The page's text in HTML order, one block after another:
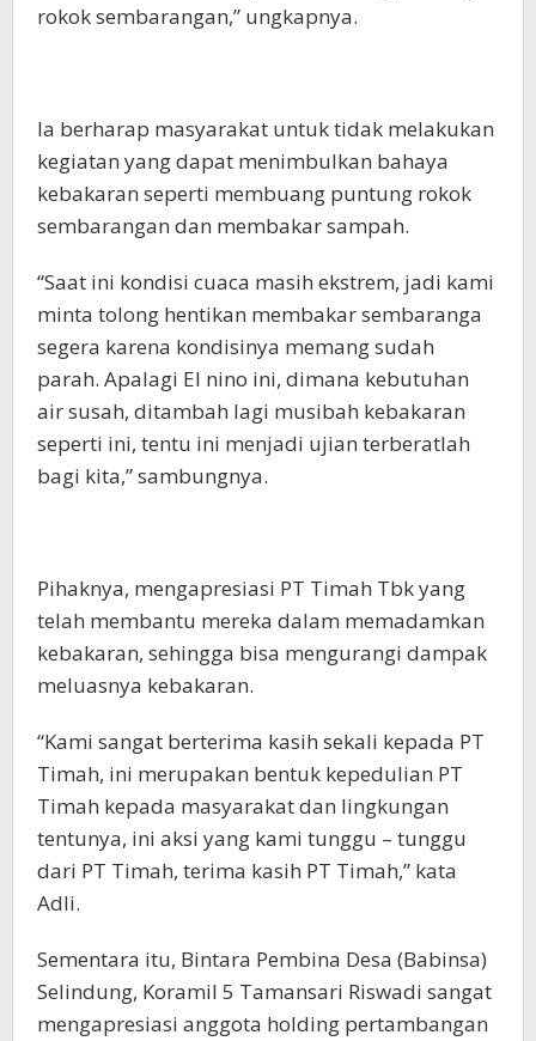
rokok sembarangan,” ungkapnya.
Ia berharap masyarakat untuk tidak melakukan
kegiatan yang dapat menimbulkan bahaya
kebakaran seperti membuang puntung rokok
sembarangan dan membakar sampah.
“Saat ini kondisi cuaca masih ekstrem, jadi kami
minta tolong hentikan membakar sembaranga
segera karena kondisinya memang sudah
parah. Apalagi El nino ini, dimana kebutuhan
air susah, ditambah lagi musibah kebakaran
seperti ini, tentu ini menjadi ujian terberatlah
bagi kita,” sambungnya.
Pihaknya, mengapresiasi PT Timah Tbk yang
telah membantu mereka dalam memadamkan
kebakaran, sehingga bisa mengurangi dampak
meluasnya kebakaran.
“Kami sangat berterima kasih sekali kepada PT
Timah, ini merupakan bentuk kepedulian PT
Timah kepada masyarakat dan lingkungan
tentunya, ini aksi yang kami tunggu – tunggu
dari PT Timah, terima kasih PT Timah,” kata
Adli.
Sementara itu, Bintara Pembina Desa (Babinsa)
Selindung, Koramil 5 Tamansari Riswadi sangat
mengapresiasi anggota holding pertambangan